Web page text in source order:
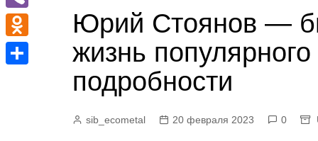
Юрий Стоянов —
жизнь
подробности
sib_ecometal 20 февраля 2023 0
A
l
e
g
K
V
i
b
O